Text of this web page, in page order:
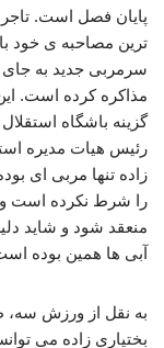
پایان فصل است.
ترین مصاحبه ی خود
سرمربی جدید به جای
مذاکره کرده است.
گزینه باشگاه
رئیس هیات مدیره
زاده تنها مربی ای
را شرط نکرده است و
منعقد شود و شاید
آبی ها همین بوده
به نقل از ورزش سه،
بختیاری زاده می